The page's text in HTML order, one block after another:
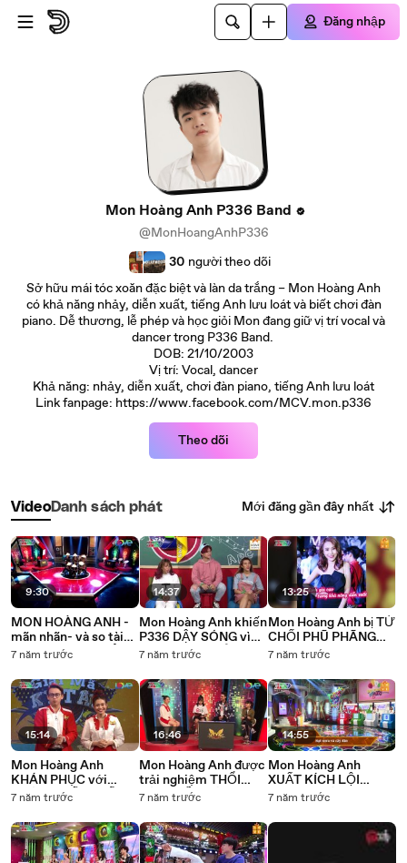
Đi đến nội dung chính
Đăng nhập
Mon Hoàng Anh P336 Band
@MonHoangAnhP336
30 người theo dõi
Sở hữu mái tóc xoăn đặc biệt và làn da trắng – Mon Hoàng Anh
có khả năng nhảy, diễn xuất, tiếng Anh lưu loát và biết chơi đàn
piano. Dễ thương, lễ phép và học giỏi Mon đang giữ vị trí vocal và
dancer trong P336 Band.
DOB: 21/10/2003
Vị trí: Vocal, dancer
Khả năng: nhảy, diễn xuất, chơi đàn piano, tiếng Anh lưu loát
Link fanpage: https://www.facebook.com/MCV.mon.p336
Theo dõi
VideoDanh sách phát Mới đăng gần đây nhất
9:30
MON HOÀNG ANH -
mãn nhãn- và so tài
với nhóm nhảy ĐỘC
7 năm trước
15:14
Mon Hoàng Anh
KHÁN PHỤC với
THÁNH BIẾT TUỐT -
chung đội rồi ❤️❤️
7 năm trước
14:37
Mon Hoàng Anh khiến
P336 DẬY SÓNG vì
mặc đồ LẠC TÔNG -
tim Kira LO LẮNG
7 năm trước
16:46
Mon Hoàng Anh được
trải nghiệm THỔI
KÈN THẦN KỲ
7 năm trước
13:25
Mon Hoàng Anh bị TỪ
CHỐI PHŨ PHÃNG
nhưng có KIRA bên
7 năm trước
14:55
Mon Hoàng Anh
XUẤT KÍCH LỘI
NGƯỢC DÒNG
❤️- Mon giỏi quá nè ❤️
7 năm trước